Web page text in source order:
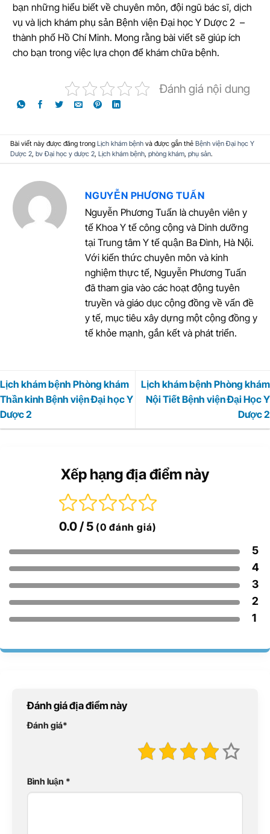
bạn những hiểu biết về chuyên môn, đội ngũ bác sĩ, dịch
vụ và lịch khám phụ sản Bệnh viện Đại học Y Dược 2 –
thành phố Hồ Chí Minh. Mong rằng bài viết sẽ giúp ích
cho bạn trong việc lựa chọn để khám chữa bệnh.
Đánh giá nội dung
Bài viết này được đăng trong Lịch khám bệnhvà được gắn thẻ Bệnh viện Đại học Y
Dược 2, bv Đại học y dược 2, Lịch khám bệnh, phòng khám, phụ sản.
NGUYỄN PHƯƠNG TUẤN
Nguyễn Phương Tuấn là chuyên viên y
tế Khoa Y tế công cộng và Dinh dưỡng
tại Trung tâm Y tế quận Ba Đình, Hà Nội.
Với kiến thức chuyên môn và kinh
nghiệm thực tế, Nguyễn Phương Tuấn
đã tham gia vào các hoạt động tuyên
truyền và giáo dục cộng đồng về vấn đề
y tế, mục tiêu xây dựng một cộng đồng y
tế khỏe mạnh, gắn kết và phát triển.
Lịch khám bệnh Phòng khám
Thần kinh Bệnh viện Đại học Y
Dược 2
Lịch khám bệnh Phòng khám
Nội Tiết Bệnh viện Đại Học Y
Dược 2
Xếp hạng địa điểm này
0.0 / 5 (0 đánh giá)
5
4
3
2
1
Đánh giá địa điểm này
Đánh giá*
Bình luận *